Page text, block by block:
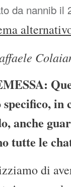
da nannib il
specifico,
anche
tutte le
di